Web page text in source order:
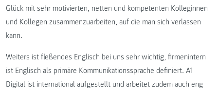
Glück mit sehr motivierten, netten und kompetenten Kolleginnen
und Kollegen zusammenzuarbeiten, auf die man sich verlassen
kann.
Weiters ist fließendes Englisch bei uns sehr wichtig, firmenintern
ist Englisch als primäre Kommunikationssprache definiert. A1
Digital ist international aufgestellt und arbeitet zudem auch eng